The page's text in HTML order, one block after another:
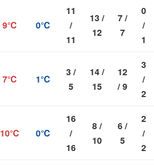
9℃ 0℃
11
/
11
13 /
12
7 /
7
0
/
1
7℃ 1℃
3 /
5
14 /
15
12
/ 9
3
/
2
10℃ 0℃
16
/
16
8 /
10
6 /
5
2
/
2